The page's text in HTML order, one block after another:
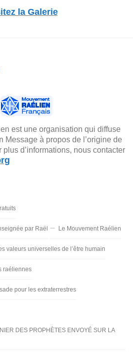
la Galerie
est une organisation qui diffuse
Message à propos de l’origine de
plus d’informations, nous contacter
par Raël Le Mouvement Raélien
valeurs universelles de l’être humain
raéliennes
pour les extraterrestres
DES PROPHÈTES ENVOYÉ SUR LA